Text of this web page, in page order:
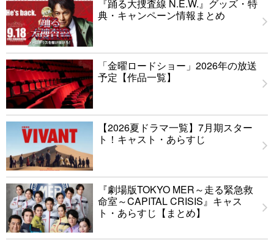
『踊る大捜査線 N.E.W.』グッズ・特
典・キャンペーン情報まとめ
「金曜ロードショー」2026年の放送
予定【作品一覧】
【2026夏ドラマ一覧】7月期スター
ト！キャスト・あらすじ
『劇場版TOKYO MER～走る緊急救
命室～CAPITAL CRISIS』キャス
ト・あらすじ【まとめ】